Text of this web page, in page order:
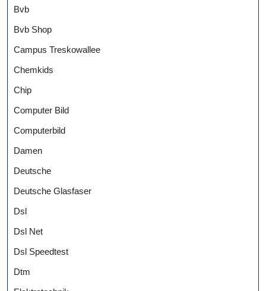
Bvb
Bvb Shop
Campus Treskowallee
Chemkids
Chip
Computer Bild
Computerbild
Damen
Deutsche
Deutsche Glasfaser
Dsl
Dsl Net
Dsl Speedtest
Dtm